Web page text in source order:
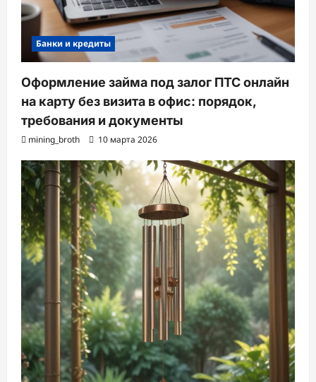
Банки и кредиты
Оформление займа под залог ПТС онлайн
на карту без визита в офис: порядок,
требования и документы
mining_broth 10 марта 2026